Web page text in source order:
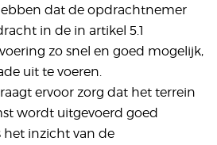
dat de opdrachtnemer
in de in artikel 5.1
zo snel en goed mogelijk,
uit te voeren.
ervoor zorg dat het terrein
wordt uitgevoerd goed
het inzicht van de